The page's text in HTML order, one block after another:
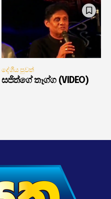
දේශීය පුවත්
සජිත්ගේ තෑග්ග (VIDEO)